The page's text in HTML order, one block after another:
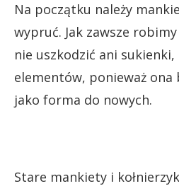
Na początku należy
wypruć. Jak zawsze
nie uszkodzić ani
elementów, ponieważ ona
jako forma do nowych.
Stare mankiety i